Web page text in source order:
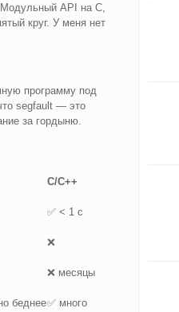
API на C,
круг. У меня нет
программу под
segfault — это
за гордыню.
C/C++
✅ < 1 с
❌
❌ месяцы
беднее✅ много